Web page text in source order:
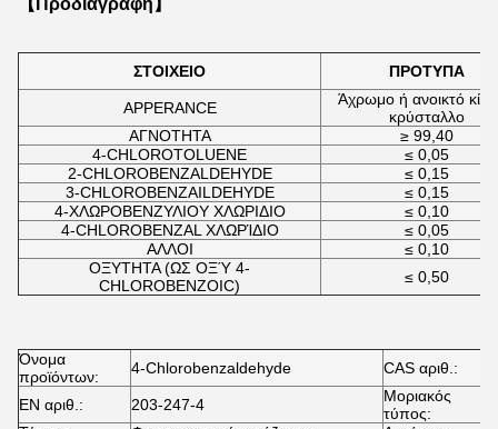
【Προδιαγραφή】
ΣΤΟΙΧΕΙΟ ΠΡΟΤΥΠΑ
APPERANCE
Άχρωμο ή ανοικτό
κρύσταλλο
ΑΓΝΟΤΗΤΑ
≥ 99,40
4-CHLOROTOLUENE
≤ 0,05
2-CHLOROBENZALDEHYDE
≤ 0,15
3-CHLOROBENZAILDEHYDE
≤ 0,15
4-ΧΛΩΡΟΒΕΝΖΥΛΙΟΥ ΧΛΩΡΙΔΙΟ
≤ 0,10
4-CHLOROBENZAL ΧΛΩΡΊΔΙΟ
≤ 0,05
ΑΛΛΟΙ
≤ 0,10
ΟΞΥΤΗΤΑ (ΩΣ ΟΞΎ 4-
CHLOROBENZOIC)
≤ 0,50
Όνομα
προϊόντων:
4-Chlorobenzaldehyde CAS αριθ.:
EN αριθ.: 203-247-4
Μοριακός
τύπος: